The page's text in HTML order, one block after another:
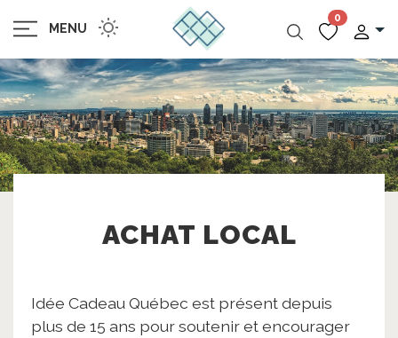
MENU
0
ACHAT LOCAL
Idée Cadeau Québec est présent depuis
plus de 15 ans pour soutenir et encourager